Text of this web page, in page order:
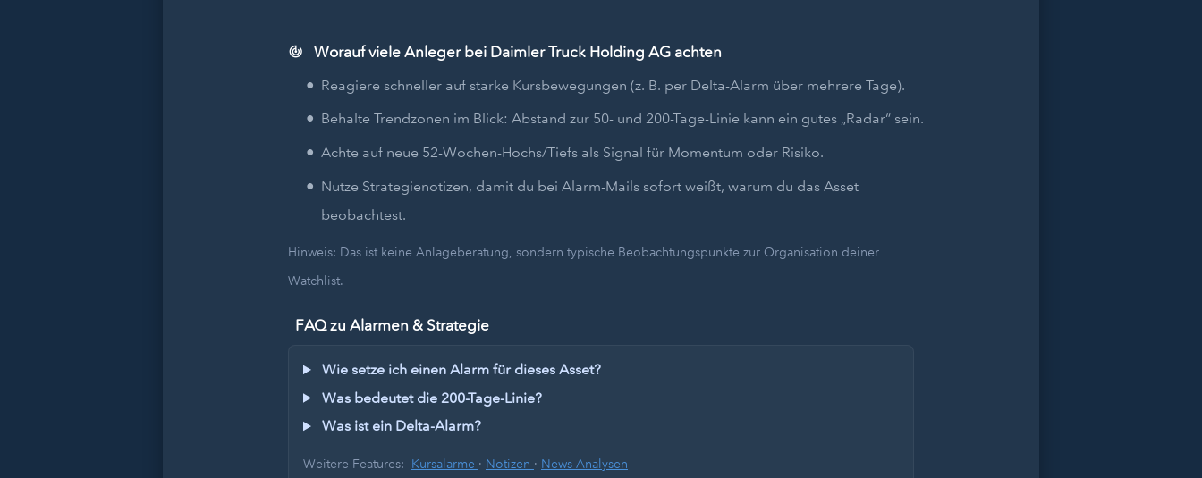
Worauf viele Anleger bei Daimler Truck Holding AG achten
Reagiere schneller auf starke Kursbewegungen (z. B. per Delta-Alarm über mehrere Tage).
Behalte Trendzonen im Blick: Abstand zur 50- und 200-Tage-Linie kann ein gutes „Radar“ sein.
Achte auf neue 52-Wochen-Hochs/Tiefs als Signal für Momentum oder Risiko.
Nutze Strategienotizen, damit du bei Alarm-Mails sofort weißt, warum du das Asset
beobachtest.
Hinweis: Das ist keine Anlageberatung, sondern typische Beobachtungspunkte zur Organisation deiner
Watchlist.
FAQ zu Alarmen & Strategie
Wie setze ich einen Alarm für dieses Asset?
Was bedeutet die 200-Tage-Linie?
Was ist ein Delta-Alarm?
Weitere Features: Kursalarme · Notizen · News-Analysen